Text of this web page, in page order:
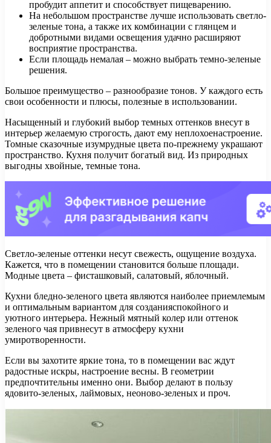
пробудит аппетит и способствует пищеварению.
На небольшом пространстве лучше использовать светло-
зеленые тона, а также их комбинации с глянцем и
добротными видами освещения удачно расширяют
восприятие пространства.
Если площадь немалая – можно выбрать темно-зеленые
решения.
Большое преимущество – разнообразие тонов. У каждого есть
свои особенности и плюсы, полезные в использовании.
Насыщенный и глубокий выбор темных оттенков внесут в
интерьер желаемую строгость, дают ему неплохоенастроение.
Томные сказочные изумрудные цвета по-прежнему украшают
пространство. Кухня получит богатый вид. Из природных
выгодны хвойные, темные тона.
Светло-зеленые оттенки несут свежесть, ощущение воздуха.
Кажется, что в помещении становится больше площади.
Модные цвета – фисташковый, салатовый, яблочный.
Кухни бледно-зеленого цвета являются наиболее приемлемым
и оптимальным вариантом для созданияспокойного и
уютного интерьера. Нежный мятный колер или оттенок
зеленого чая привнесут в атмосферу кухни
умиротворенности.
Если вы захотите яркие тона, то в помещении вас ждут
радостные искры, настроение весны. В геометрии
предпочтительны именно они. Выбор делают в пользу
ядовито-зеленых, лаймовых, неоново-зеленых и проч.